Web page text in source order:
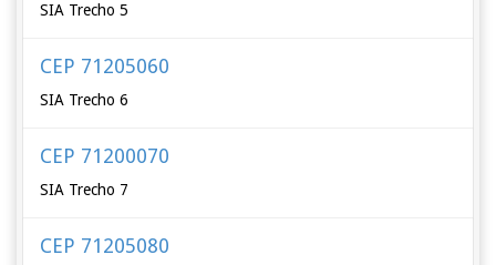
SIA Trecho 5
CEP 71205060
SIA Trecho 6
CEP 71200070
SIA Trecho 7
CEP 71205080